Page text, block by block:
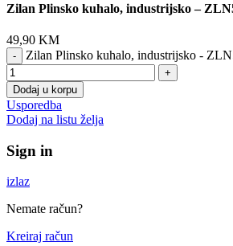
Zilan Plinsko kuhalo, industrijsko –
49,90 KM
Zilan Plinsko kuhalo, industrijsko -
Dodaj u korpu
Usporedba
Dodaj na listu želja
Sign in
izlaz
Nemate račun?
Kreiraj račun